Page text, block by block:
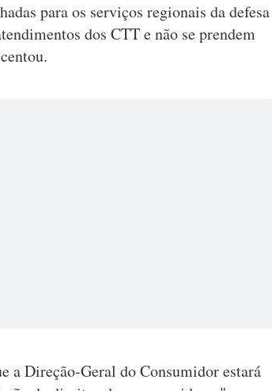
para os serviços regionais da defesa
dos CTT e não se prendem
a Direção-Geral do Consumidor estará